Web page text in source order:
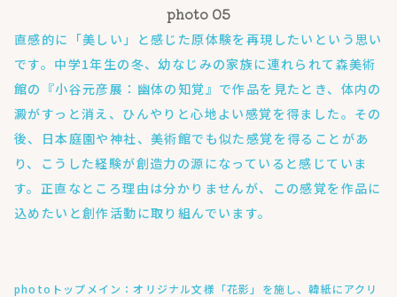
直感的に「美しい」と感じた原体験を再現したいという思い
です。中学1年生の冬、幼なじみの家族に連れられて森美術
館の『小谷元彦展：幽体の知覚』で作品を見たとき、体内の
澱がすっと消え、ひんやりと心地よい感覚を得ました。その
後、日本庭園や神社、美術館でも似た感覚を得ることがあ
り、こうした経験が創造力の源になっていると感じていま
す。正直なところ理由は分かりませんが、この感覚を作品に
込めたいと創作活動に取り組んでいます。
photoトップメイン：オリジナル文様「花影」を施し、韓紙にアクリ